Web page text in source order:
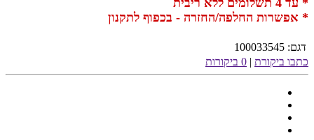
* עד 4 תשלומים ללא ריבית
* אפשרות החלפה/החזרה - בכפוף לתקנון
דגם: 100033545
כתבו ביקורת | 0 ביקורות